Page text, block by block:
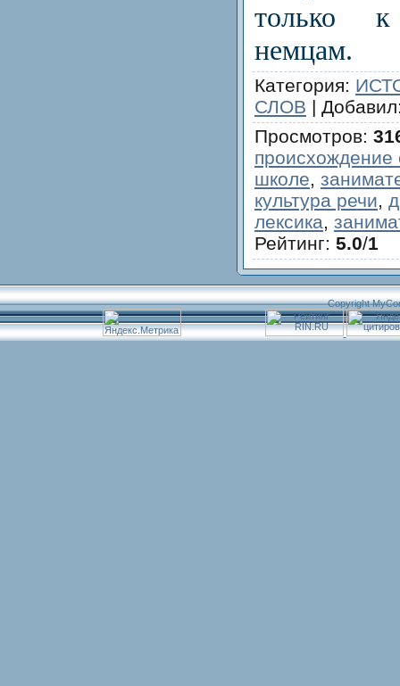
только
немцам.
Категория:
СЛОВ | Добавил
Просмотров:
происхождение
школе,
культура речи,
лексика,
Рейтинг: 5.0/1
Copyright